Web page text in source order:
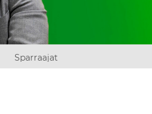
Sparraajat